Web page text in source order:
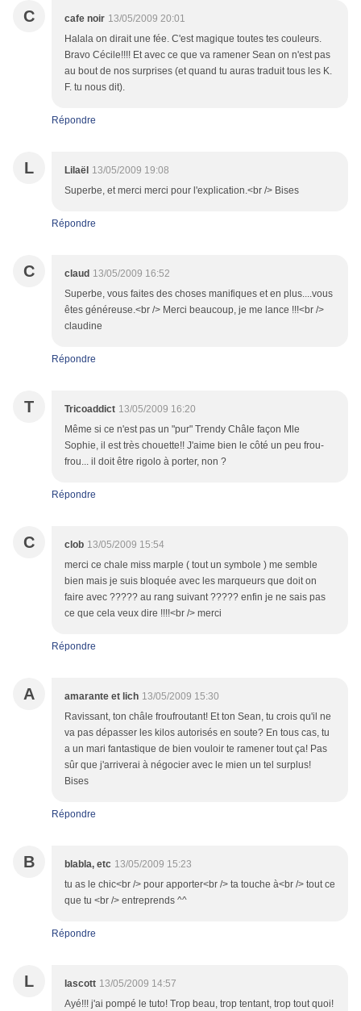
C cafe noir 13/05/2009 20:01
Halala on dirait une fée. C'est magique toutes tes couleurs.
Bravo Cécile!!!! Et avec ce que va ramener Sean on n'est pas
au bout de nos surprises (et quand tu auras traduit tous les K.
F. tu nous dit).
Répondre
L Lilaël 13/05/2009 19:08
Superbe, et merci merci pour l'explication.<br /> Bises
Répondre
C claud 13/05/2009 16:52
Superbe, vous faites des choses manifiques et en plus....vous
êtes généreuse.<br /> Merci beaucoup, je me lance !!!<br />
claudine
Répondre
T Tricoaddict 13/05/2009 16:20
Même si ce n'est pas un "pur" Trendy Châle façon Mle
Sophie, il est très chouette!! J'aime bien le côté un peu frou-
frou... il doit être rigolo à porter, non ?
Répondre
C clob 13/05/2009 15:54
merci ce chale miss marple ( tout un symbole ) me semble
bien mais je suis bloquée avec les marqueurs que doit on
faire avec ????? au rang suivant ????? enfin je ne sais pas
ce que cela veux dire !!!!<br /> merci
Répondre
A amarante et lich 13/05/2009 15:30
Ravissant, ton châle froufroutant! Et ton Sean, tu crois qu'il ne
va pas dépasser les kilos autorisés en soute? En tous cas, tu
a un mari fantastique de bien vouloir te ramener tout ça! Pas
sûr que j'arriverai à négocier avec le mien un tel surplus!
Bises
Répondre
B blabla, etc 13/05/2009 15:23
tu as le chic<br /> pour apporter<br /> ta touche à<br /> tout ce
que tu <br /> entreprends ^^
Répondre
L lascott 13/05/2009 14:57
Ayé!!! j'ai pompé le tuto! Trop beau, trop tentant, trop tout quoi!